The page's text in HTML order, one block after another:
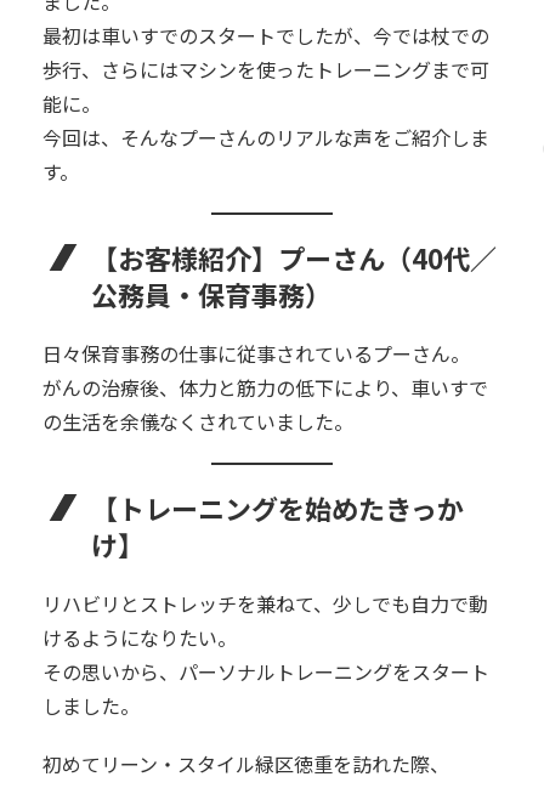
最初は車いすでのスタートでしたが、今では杖での
歩行、さらにはマシンを使ったトレーニングまで可
能に。
今回は、そんなプーさんのリアルな声をご紹介しま
す。
【お客様紹介】プーさん（40代／
公務員・保育事務）
日々保育事務の仕事に従事されているプーさん。
がんの治療後、体力と筋力の低下により、車いすで
の生活を余儀なくされていました。
【トレーニングを始めたきっか
け】
リハビリとストレッチを兼ねて、少しでも自力で動
けるようになりたい。
その思いから、パーソナルトレーニングをスタート
しました。
初めてリーン・スタイル緑区徳重を訪れた際、